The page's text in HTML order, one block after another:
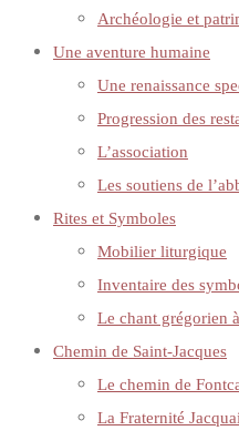
Archéologie et
Une aventure humaine
Une renaissance
Progression des
L’association
Les soutiens de
Rites et Symboles
Mobilier liturgique
Inventaire des
Le chant grégorien
Chemin de Saint-Jacques
Le chemin de
La Fraternité